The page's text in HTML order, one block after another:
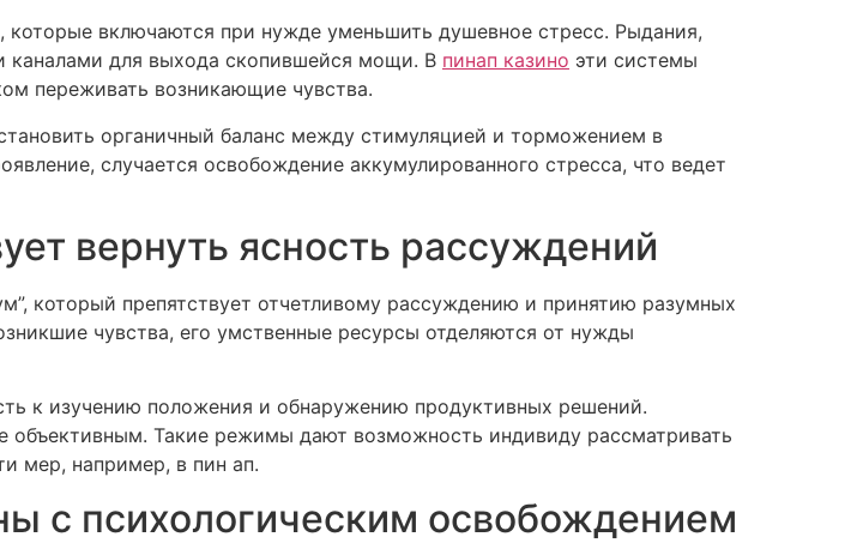
включаются при нужде уменьшить душевное стресс. Рыдания,
каналами для выхода скопившейся мощи. В пинап казино эти системы
переживать возникающие чувства.
органичный баланс между стимуляцией и торможением в
случается освобождение аккумулированного стресса, что ведет
вернуть ясность рассуждений
который препятствует отчетливому рассуждению и принятию разумных
чувства, его умственные ресурсы отделяются от нужды
к изучению положения и обнаружению продуктивных решений.
объективным. Такие режимы дают возможность индивиду рассматривать
мер, например, в пин ап.
с психологическим освобождением